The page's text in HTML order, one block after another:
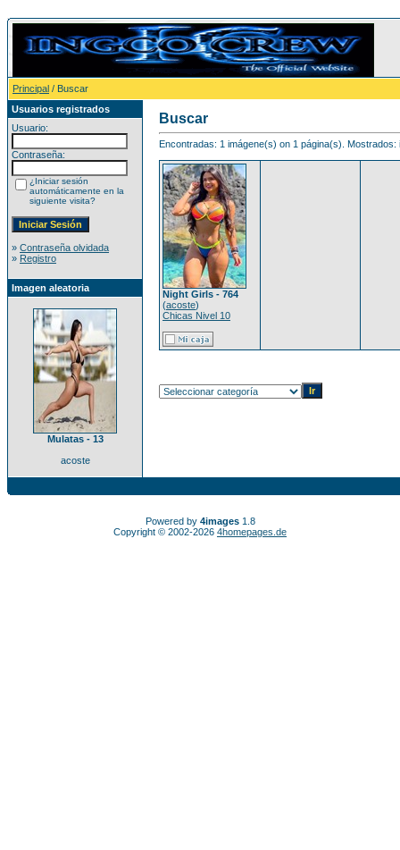
Principal / Buscar
Usuarios registrados
Usuario:
Contraseña:
¿Iniciar sesión
automáticamente en la
siguiente visita?
» Contraseña olvidada
» Registro
Imagen aleatoria
Mulatas - 13
acoste
Buscar
Encontradas: 1 imágene(s) on 1 página(s). Mostrados:
Night Girls - 764
(acoste)
Chicas Nivel 10
Powered by 4images1.8
Copyright © 2002-2026 4homepages.de